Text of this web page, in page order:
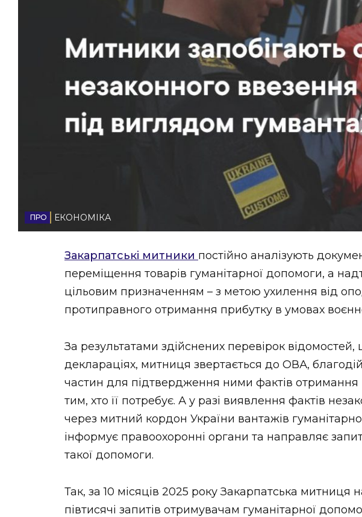
НОВИНИ ЗАХІДНОЇ УКРАЇНИ
ФОТО
ЕКОНОМІКА
Закарпатські митники постійно аналізують
переміщення товарів гуманітарної допомоги, а
цільовим призначенням – з метою ухилення від
протиправного отримання прибутку в умовах
За результатами здійснених перевірок
деклараціях, митниця звертається до ОВА,
частин для підтвердження ними фактів отримання
тим, хто її потребує. А у разі виявлення фактів
через митний кордон України вантажів
інформує правоохоронні органи та направляє
такої допомоги.
Так, за 10 місяців 2025 року Закарпатська митниця
півтисячі запитів отримувачам гуманітарної